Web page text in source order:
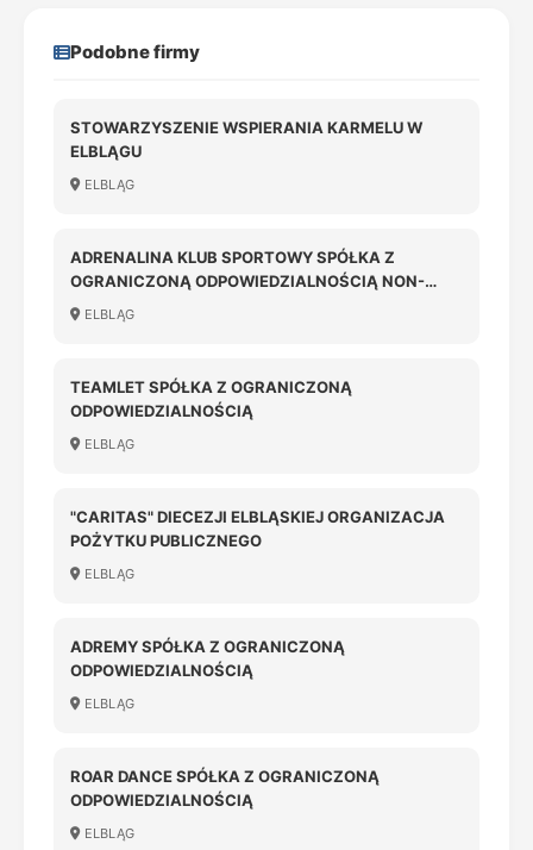
Podobne firmy
STOWARZYSZENIE WSPIERANIA KARMELU W
ELBLĄGU
ELBLĄG
ADRENALINA KLUB SPORTOWY SPÓŁKA Z
OGRANICZONĄ ODPOWIEDZIALNOŚCIĄ NON-
PROFIT
ELBLĄG
TEAMLET SPÓŁKA Z OGRANICZONĄ
ODPOWIEDZIALNOŚCIĄ
ELBLĄG
"CARITAS" DIECEZJI ELBLĄSKIEJ ORGANIZACJA
POŻYTKU PUBLICZNEGO
ELBLĄG
ADREMY SPÓŁKA Z OGRANICZONĄ
ODPOWIEDZIALNOŚCIĄ
ELBLĄG
ROAR DANCE SPÓŁKA Z OGRANICZONĄ
ODPOWIEDZIALNOŚCIĄ
ELBLĄG